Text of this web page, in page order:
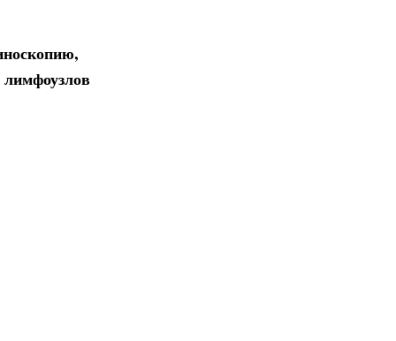
лимфоузлов